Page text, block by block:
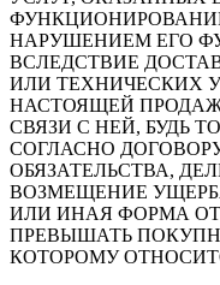
НАРУШЕНИЕМ ЕГО
ВСЛЕДСТВИЕ
ИЛИ ТЕХНИЧЕСКИХ
НАСТОЯЩЕЙ
СВЯЗИ С НЕЙ, БУДЬ
СОГЛАСНО
ОБЯЗАТЕЛЬСТВА,
ВОЗМЕЩЕНИЕ
ИЛИ ИНАЯ ФОРМА
ПРЕВЫШАТЬ
КОТОРОМУ